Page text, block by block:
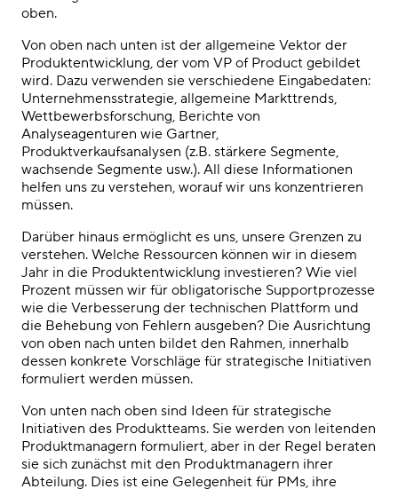
oben.
Von oben nach unten ist der allgemeine Vektor der
Produktentwicklung, der vom VP of Product gebildet
wird. Dazu verwenden sie verschiedene Eingabedaten:
Unternehmensstrategie, allgemeine Markttrends,
Wettbewerbsforschung, Berichte von
Analyseagenturen wie Gartner,
Produktverkaufsanalysen (z.B. stärkere Segmente,
wachsende Segmente usw.). All diese Informationen
helfen uns zu verstehen, worauf wir uns konzentrieren
müssen.
Darüber hinaus ermöglicht es uns, unsere Grenzen zu
verstehen. Welche Ressourcen können wir in diesem
Jahr in die Produktentwicklung investieren? Wie viel
Prozent müssen wir für obligatorische Supportprozesse
wie die Verbesserung der technischen Plattform und
die Behebung von Fehlern ausgeben? Die Ausrichtung
von oben nach unten bildet den Rahmen, innerhalb
dessen konkrete Vorschläge für strategische Initiativen
formuliert werden müssen.
Von unten nach oben sind Ideen für strategische
Initiativen des Produktteams. Sie werden von leitenden
Produktmanagern formuliert, aber in der Regel beraten
sie sich zunächst mit den Produktmanagern ihrer
Abteilung. Dies ist eine Gelegenheit für PMs, ihre